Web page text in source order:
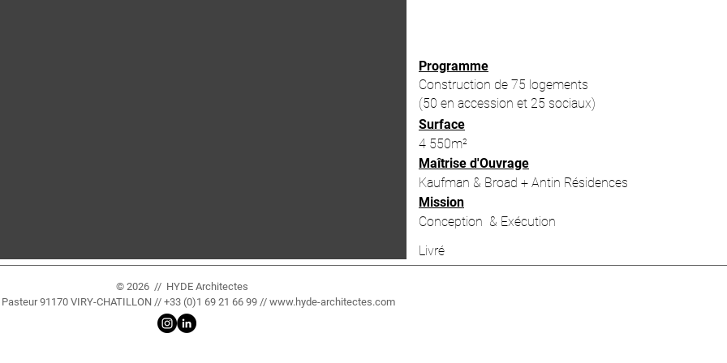
Programme
Construction de 75 logements
(50 en accession et 25 sociaux)
Surface
4 550m²
Maîtrise d'Ouvrage
Kaufman & Broad + Antin Résidences
Mission
Conception & Exécution
Livré
© 2026 // HYDE Architectes
Pasteur 91170 VIRY-CHATILLON // +33 (0)1 69 21 66 99 // www.hyde-architectes.com